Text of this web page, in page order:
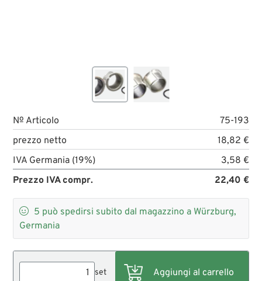
№ Articolo
75-193
prezzo netto
18,82 €
IVA Germania (19%)
3,58 €
Prezzo IVA compr.
22,40 €
 5 può spedirsi subito dal magazzino a Würzburg,
Germania
set